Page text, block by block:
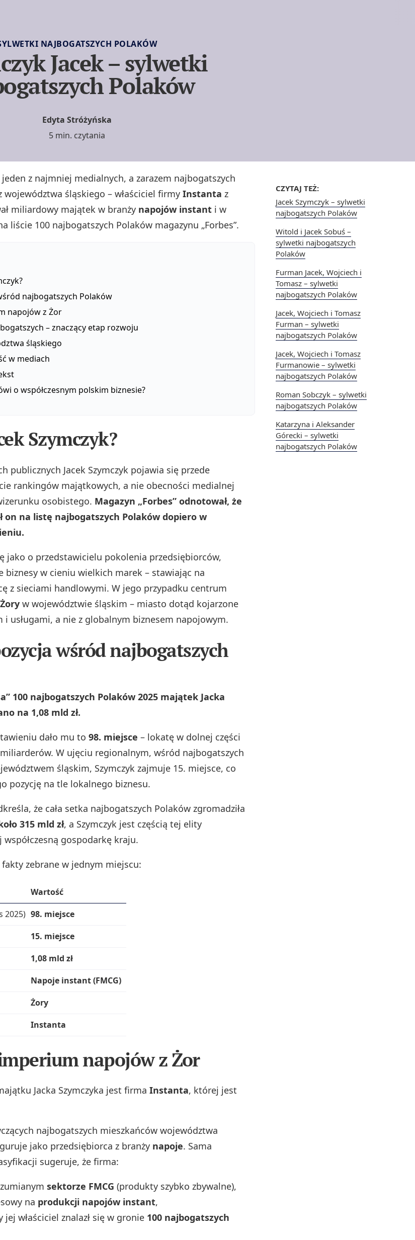
NAJBOGATSZYCH POLAKÓW
Jacek – sylwetki
Polaków
Edyta Stróżyńska
5 min. czytania
CZYTAJ TEŻ:
Jacek Szymczyk – sylwetki
najbogatszych Polaków
Witold i Jacek Sobuś –
sylwetki najbogatszych
Polaków
Furman Jacek, Wojciech i
Tomasz – sylwetki
najbogatszych Polaków
Jacek, Wojciech i Tomasz
Furman – sylwetki
najbogatszych Polaków
Jacek, Wojciech i Tomasz
Furmanowie – sylwetki
najbogatszych Polaków
Roman Sobczyk – sylwetki
najbogatszych Polaków
Katarzyna i Aleksander
Górecki – sylwetki
najbogatszych Polaków
jeden z najmniej medialnych, a zarazem najbogatszych
województwa śląskiego – właściciel firmy Instanta z
miliardowy majątek w branży napojów instant i w
liście 100 najbogatszych Polaków magazynu „Forbes”.
najbogatszych Polaków
napojów z Żor
– znaczący etap rozwoju
śląskiego
w mediach
o współczesnym polskim biznesie?
Szymczyk?
publicznych Jacek Szymczyk pojawia się przede
rankingów majątkowych, a nie obecności medialnej
osobistego. Magazyn „Forbes” odnotował, że
on na listę najbogatszych Polaków dopiero w
jako o przedstawicielu pokolenia przedsiębiorców,
biznesy w cieniu wielkich marek – stawiając na
z sieciami handlowymi. W jego przypadku centrum
Żory w województwie śląskim – miasto dotąd kojarzone
i usługami, a nie z globalnym biznesem napojowym.
wśród najbogatszych
100 najbogatszych Polaków 2025 majątek Jacka
na 1,08 mld zł.
dało mu to 98. miejsce – lokatę w dolnej części
W ujęciu regionalnym, wśród najbogatszych
śląskim, Szymczyk zajmuje 15. miejsce, co
pozycję na tle lokalnego biznesu.
że cała setka najbogatszych Polaków zgromadziła
315 mld zł, a Szymczyk jest częścią tej elity
gospodarkę kraju.
zebrane w jednym miejscu:
Wartość
2025) 98. miejsce
15. miejsce
1,08 mld zł
Napoje instant (FMCG)
Żory
Instanta
napojów z Żor
Jacka Szymczyka jest firma Instanta, której jest
najbogatszych mieszkańców województwa
jako przedsiębiorca z branży napoje. Sama
sugeruje, że firma:
sektorze FMCG (produkty szybko zbywalne),
na produkcji napojów instant,
właściciel znalazł się w gronie 100 najbogatszych